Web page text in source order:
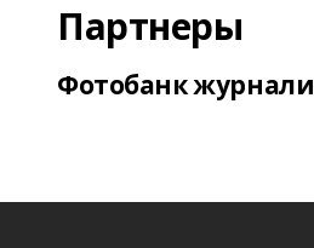
Партнеры
Фотобанк